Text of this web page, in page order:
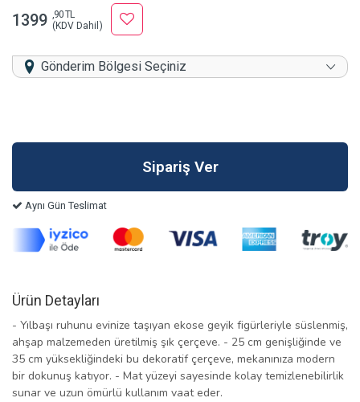
1399 ,90 TL
(KDV Dahil)
Gönderim Bölgesi Seçiniz
Aynı Gün Teslimat
Ürün Detayları
- Yılbaşı ruhunu evinize taşıyan ekose geyik figürleriyle süslenmiş,
ahşap malzemeden üretilmiş şık çerçeve. - 25 cm genişliğinde ve
35 cm yüksekliğindeki bu dekoratif çerçeve, mekanınıza modern
bir dokunuş katıyor. - Mat yüzeyi sayesinde kolay temizlenebilirlik
sunar ve uzun ömürlü kullanım vaat eder.